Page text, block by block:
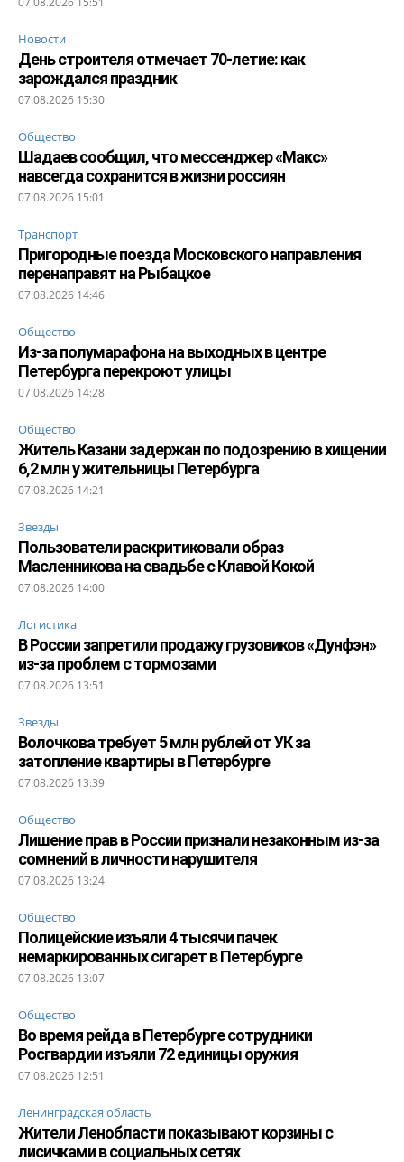
Новости
День строителя отмечает 70-летие: как
зарождался праздник
07.08.2026 15:30
Общество
Шадаев сообщил, что мессенджер «Макс»
навсегда сохранится в жизни россиян
07.08.2026 15:01
Транспорт
Пригородные поезда Московского направления
перенаправят на Рыбацкое
07.08.2026 14:46
Общество
Из-за полумарафона на выходных в центре
Петербурга перекроют улицы
07.08.2026 14:28
Общество
Житель Казани задержан по подозрению в хищении
6,2 млн у жительницы Петербурга
07.08.2026 14:21
Звезды
Пользователи раскритиковали образ
Масленникова на свадьбе с Клавой Кокой
07.08.2026 14:00
Логистика
В России запретили продажу грузовиков «Дунфэн»
из-за проблем с тормозами
07.08.2026 13:51
Звезды
Волочкова требует 5 млн рублей от УК за
затопление квартиры в Петербурге
07.08.2026 13:39
Общество
Лишение прав в России признали незаконным из-за
сомнений в личности нарушителя
07.08.2026 13:24
Общество
Полицейские изъяли 4 тысячи пачек
немаркированных сигарет в Петербурге
07.08.2026 13:07
Общество
Во время рейда в Петербурге сотрудники
Росгвардии изъяли 72 единицы оружия
07.08.2026 12:51
Ленинградская область
Жители Ленобласти показывают корзины с
лисичками в социальных сетях